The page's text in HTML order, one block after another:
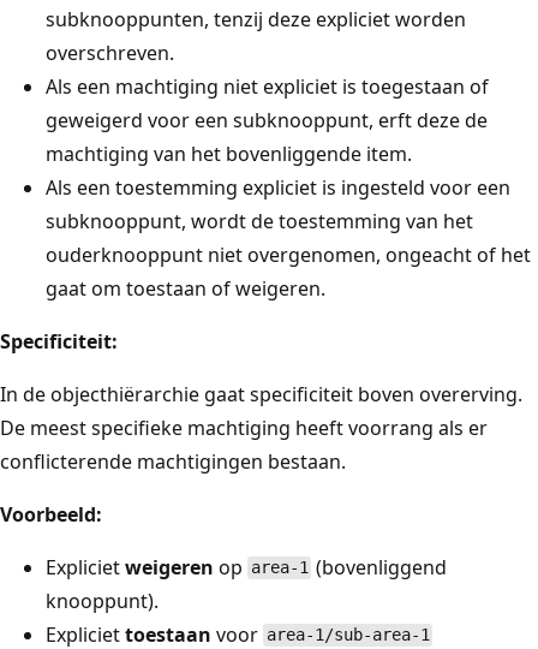
subknooppunten, tenzij deze expliciet worden
overschreven.
Als een machtiging niet expliciet is toegestaan of
geweigerd voor een subknooppunt, erft deze de
machtiging van het bovenliggende item.
Als een toestemming expliciet is ingesteld voor een
subknooppunt, wordt de toestemming van het
ouderknooppunt niet overgenomen, ongeacht of het
gaat om toestaan of weigeren.
Specificiteit:
In de objecthiërarchie gaat specificiteit boven overerving.
De meest specifieke machtiging heeft voorrang als er
conflicterende machtigingen bestaan.
Voorbeeld:
Explicietweigeren op area-1 (bovenliggend
knooppunt).
Expliciettoestaan voor area-1/sub-area-1